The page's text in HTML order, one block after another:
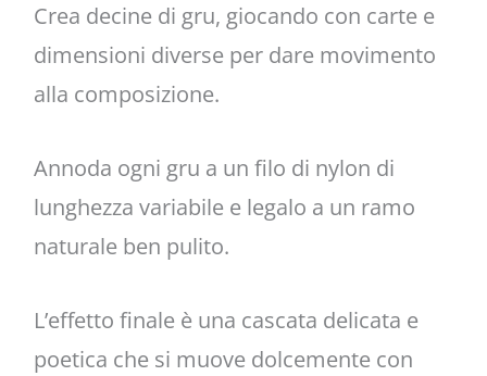
Crea decine di gru, giocando con carte e
dimensioni diverse per dare movimento
alla composizione.
Annoda ogni gru a un filo di nylon di
lunghezza variabile e legalo a un ramo
naturale ben pulito.
L’effetto finale è una cascata delicata e
poetica che si muove dolcemente con